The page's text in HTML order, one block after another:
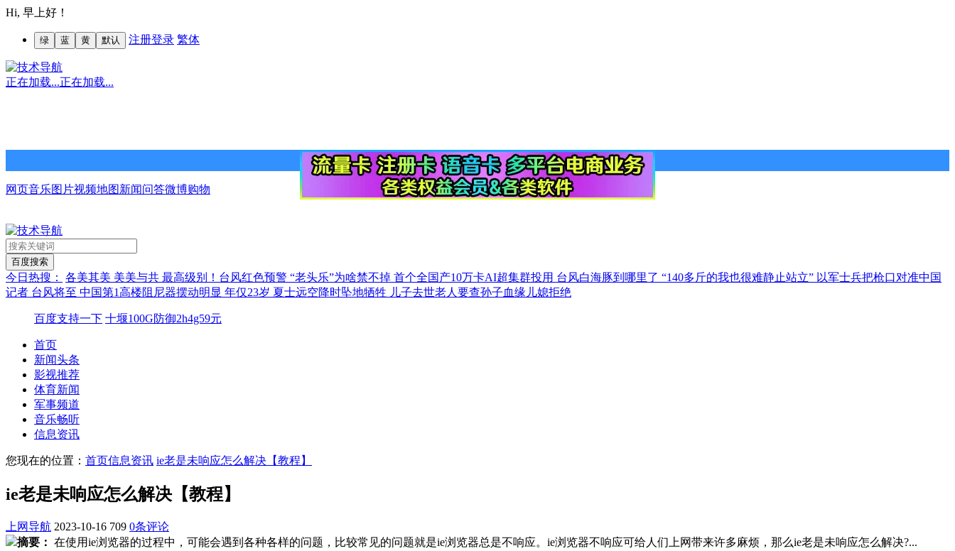
Hi, 早上好！
绿 蓝 黄 默认 注册登录 繁体
正在加载...正在加载...
网页音乐图片视频地图新闻问答微博购物
今日热搜： 各美其美 美美与共 最高级别！台风红色预警 “老头乐”为啥禁不掉 首个全国产10万卡AI超集群投用 台风白海豚到哪里了 “140多斤的我也很难静止站立” 以军士兵把枪口对准中国
记者 台风将至 中国第1高楼阻尼器摆动明显 年仅23岁 夏士远空降时坠地牺牲 儿子去世老人要查孙子血缘儿媳拒绝
百度支持一下 十堰100G防御2h4g59元
首页
新闻头条
影视推荐
体育新闻
军事频道
音乐畅听
信息资讯
您现在的位置： 首页信息资讯 ie老是未响应怎么解决【教程】
ie老是未响应怎么解决【教程】
上网导航 2023-10-16 709 0条评论
摘要： 在使用ie浏览器的过程中，可能会遇到各种各样的问题，比较常见的问题就是ie浏览器总是不响应。ie浏览器不响应可给人们上网带来许多麻烦，那么ie老是未响应怎么解决?...